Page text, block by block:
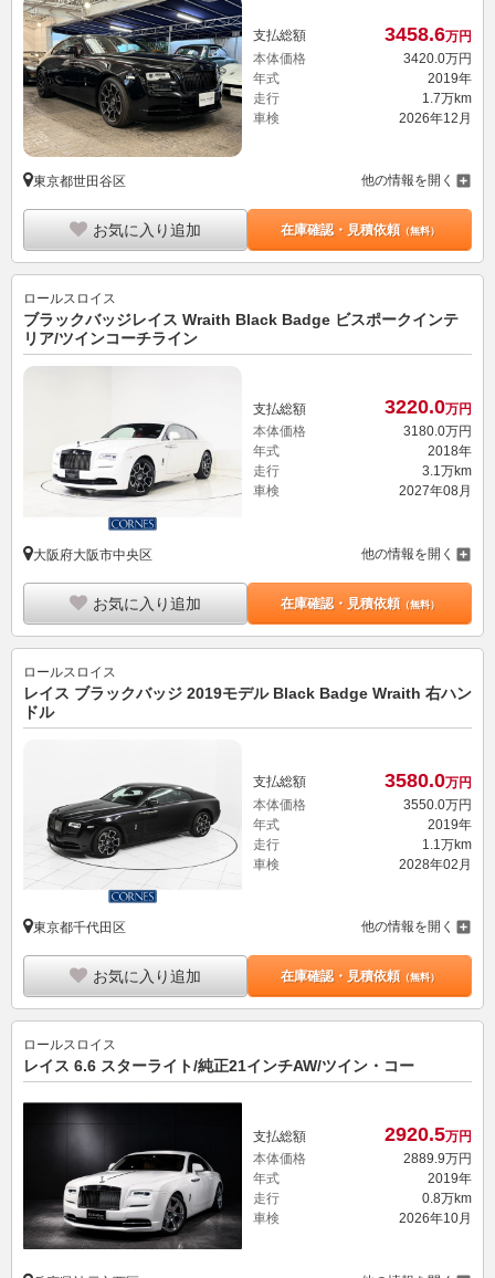
支払総額 3458.6万円
本体価格
3420. 0万円
年式
2019年
走行
1.7万km
車検
2026年12月
東京都世田谷区 他の情報を開く
お気に入り追加 在庫確認・見積依頼（無料）
ロールスロイス
ブラックバッジレイス Wraith Black Badge ビスポークインテ
リア/ツインコーチライン
支払総額 3220.0万円
本体価格
3180.0万円
年式
2018年
走行
3.1万km
車検
2027年08月
大阪府大阪市中央区 他の情報を開く
お気に入り追加 在庫確認・見積依頼（無料）
ロールスロイス
レイス ブラックバッジ 2019モデル Black Badge Wraith 右ハン
ドル
支払総額 3580.0万円
本体価格
3550. 0万円
年式
2019年
走行
1.1万km
車検
2028年02月
東京都千代田区 他の情報を開く
お気に入り追加 在庫確認・見積依頼（無料）
ロールスロイス
レイス 6.6 スターライト/純正21インチAW/ツイン・コー
支払総額 2920.5万円
本体価格
2889.9万円
年式
2019年
走行
0.8万km
車検
2026年10月